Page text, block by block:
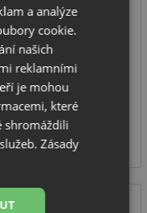
/ filtrační
405 mm
a analýze
cookie.
našich
reklamními
je mohou
které
shromáždili
Zásady